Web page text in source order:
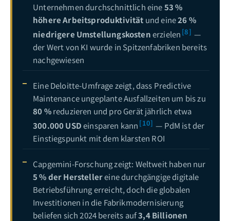
Unternehmen durchschnittlich eine53 %
höhere Arbeitsproduktivität und eine26 %
niedrigere Umstellungskostenerzielen [8] —
der Wert von KI wurde in Spitzenfabriken bereits
nachgewiesen
Eine Deloitte-Umfrage zeigt, dass Predictive
Maintenance ungeplante Ausfallzeiten um bis zu
80 %reduzieren und pro Gerät jährlich etwa
300.000 USDeinsparen kann [10] — PdM ist der
Einstiegspunkt mit dem klarsten ROI
Capgemini-Forschung zeigt: Weltweit haben nur
5 % der Herstellereine durchgängige digitale
Betriebsführung erreicht, doch die globalen
Investitionen in die Fabrikmodernisierung
beliefen sich 2024 bereits auf3,4 Billionen